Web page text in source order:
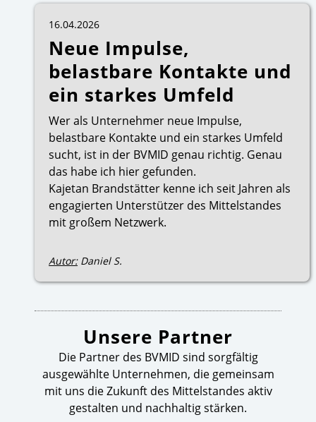
16.04.2026
Neue Impulse,
belastbare Kontakte und
ein starkes Umfeld
Wer als Unternehmer neue Impulse,
belastbare Kontakte und ein starkes Umfeld
sucht, ist in der BVMID genau richtig. Genau
das habe ich hier gefunden.
Kajetan Brandstätter kenne ich seit Jahren als
engagierten Unterstützer des Mittelstandes
mit großem Netzwerk.
Autor:Daniel S.
Unsere Partner
Die Partner des BVMID sind sorgfältig
ausgewählte Unternehmen, die gemeinsam
mit uns die Zukunft des Mittelstandes aktiv
gestalten und nachhaltig stärken.